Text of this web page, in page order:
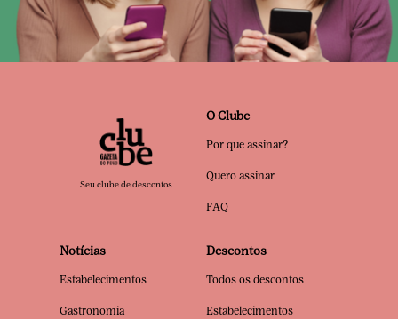
Seu clube de descontos
O Clube
Por que assinar?
Quero assinar
FAQ
Notícias
Estabelecimentos
Gastronomia
Descontos
Todos os descontos
Estabelecimentos